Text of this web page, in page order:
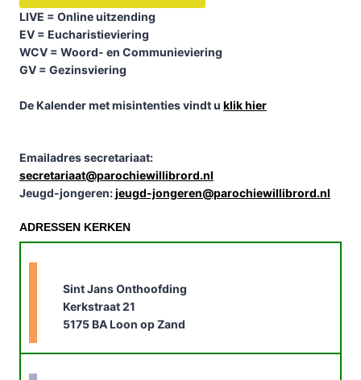
LIVE = Online uitzending
EV = Eucharistieviering
WCV = Woord- en Communieviering
GV = Gezinsviering
De Kalender met misintenties vindt u klik hier
Emailadres secretariaat:
secretariaat@parochiewillibrord.nl
Jeugd-jongeren:jeugd-jongeren@parochiewillibrord.nl
ADRESSEN KERKEN
Sint Jans Onthoofding
Kerkstraat 21
5175 BA Loon op Zand